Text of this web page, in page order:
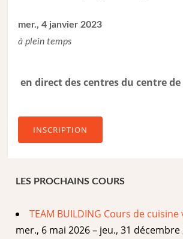
mer., 4 janvier 2023
à plein temps
en direct des centres du centre
INSCRIPTION
LES PROCHAINS COURS
TEAM BUILDING Cours de
mer., 6 mai 2026 – jeu., 31 décembre